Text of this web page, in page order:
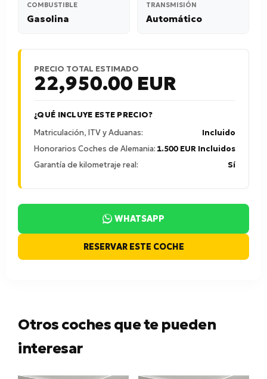
COMBUSTIBLE
Gasolina
TRANSMISIÓN
Automático
PRECIO TOTAL ESTIMADO
22,950.00 EUR
¿QUÉ INCLUYE ESTE PRECIO?
Matriculación, ITV y Aduanas:
Incluido
Honorarios Coches de Alemania: 1.500 EUR Incluidos
Garantía de kilometraje real:
Sí
WHATSAPP
RESERVAR ESTE COCHE
Otros coches que te pueden
interesar